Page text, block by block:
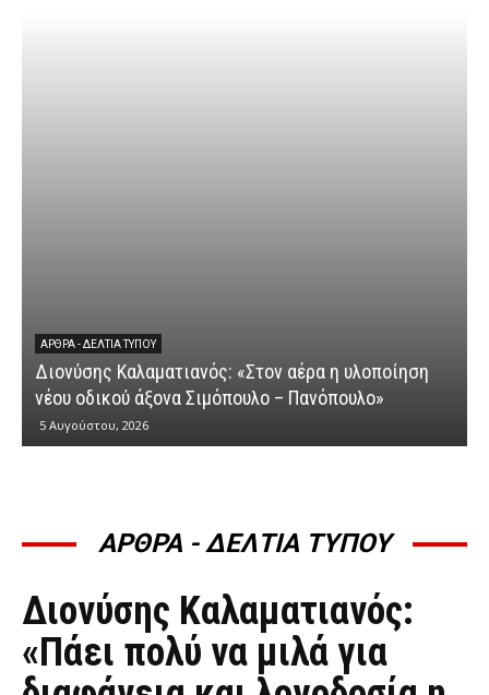
ΆΡΘΡΑ - ΔΕΛΤΊΑ ΤΎΠΟΥ
Διονύσης Καλαματιανός: «Στον αέρα η υλοποίηση
νέου οδικού άξονα Σιμόπουλο – Πανόπουλο»
5 Αυγούστου, 2026
ΑΡΘΡΑ - ΔΕΛΤΙΑ ΤΥΠΟΥ
ΆΡΘΡΑ - ΔΕΛΤΊΑ ΤΎΠΟΥ
Διονύσης Καλαματιανός:
«Πάει πολύ να μιλά για